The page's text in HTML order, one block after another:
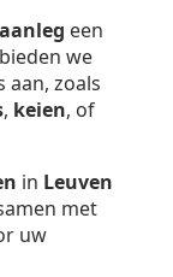
een
we
zoals
, keien, of
in Leuven
met
uw